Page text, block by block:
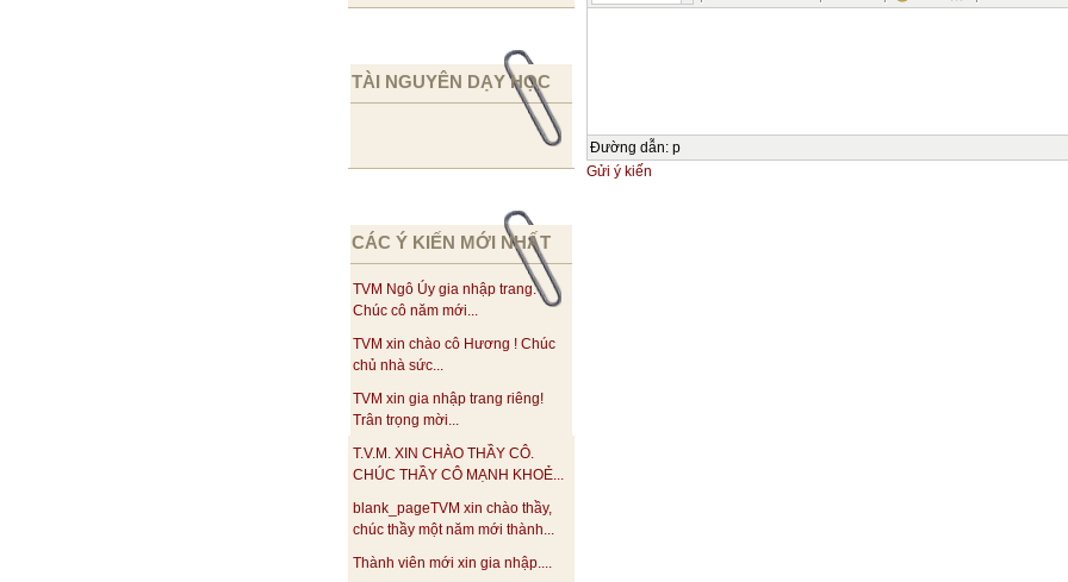
TÀI NGUYÊN DẠY HỌC
CÁC Ý KIẾN MỚI NHẤT
TVM Ngô Úy gia nhập trang.
Chúc cô năm mới...
TVM xin chào cô Hương ! Chúc
chủ nhà sức...
TVM xin gia nhập trang riêng!
Trân trọng mời...
T.V.M. XIN CHÀO THẦY CÔ.
CHÚC THẦY CÔ MẠNH KHOẺ...
blank_pageTVM xin chào thầy,
chúc thầy một năm mới thành...
Thành viên mới xin gia nhập....
Đường dẫn: p
Gửi ý kiến